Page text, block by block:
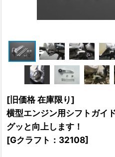
[旧価格 在庫限り]
横型エンジン用シフトガイ
グッと向上します！
[Gクラフト：32108]